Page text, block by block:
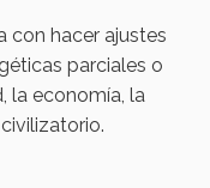
con hacer ajustes
parciales o
la economía, la